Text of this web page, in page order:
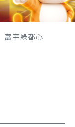
富宇綠都心